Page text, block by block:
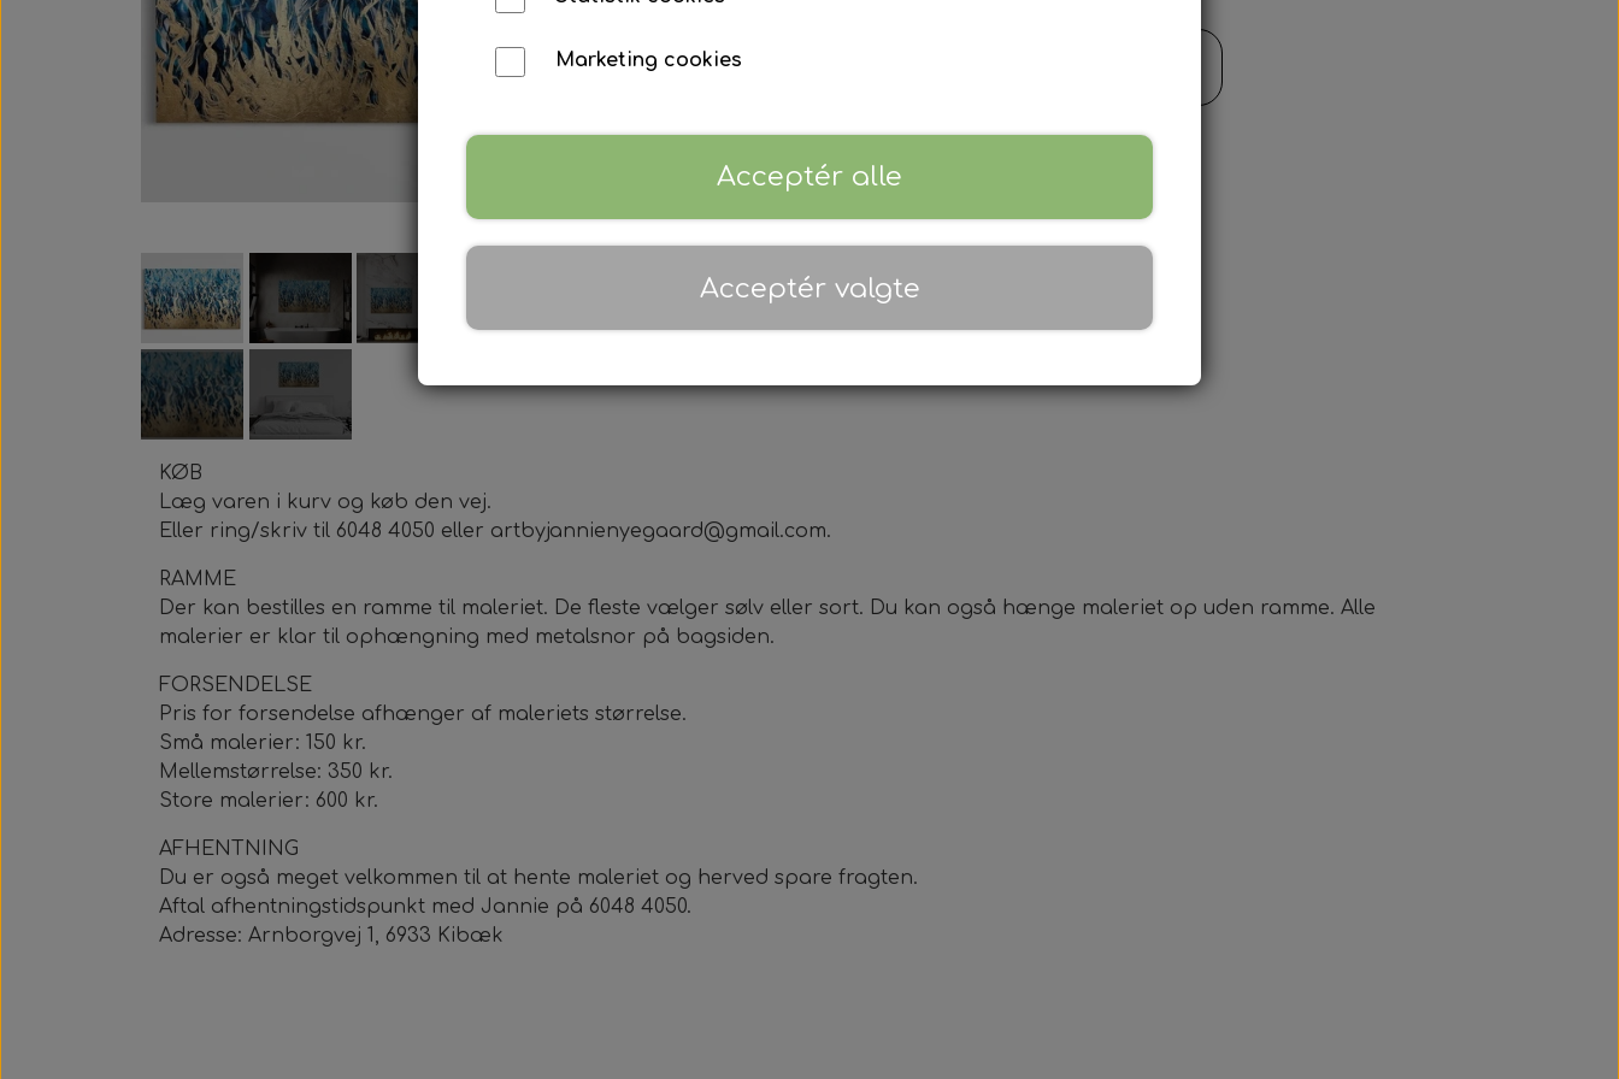
−
KØB
Læg varen i kurv og køb den vej.
Eller ring/skriv til 6048 4050 eller artbyjannienyegaard@gmail.com.
RAMME
Der kan bestilles en ramme til maleriet. De fleste vælger sølv eller sort. Du kan også hænge maleriet op uden ramme. Alle
malerier er klar til ophængning med metalsnor på bagsiden.
FORSENDELSE
Pris for forsendelse afhænger af maleriets størrelse.
Små malerier: 150 kr.
Mellemstørrelse: 350 kr.
Store malerier: 600 kr.
AFHENTNING
Du er også meget velkommen til at hente maleriet og herved spare fragten.
Aftal afhentningstidspunkt med Jannie på 6048 4050.
Adresse: Arnborgvej 1, 6933 Kibæk
Marketing cookies
Acceptér alle
Acceptér valgte